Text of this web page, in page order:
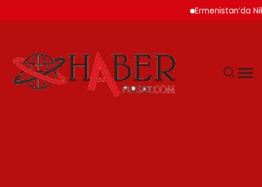
Ermenistan’da Nikol